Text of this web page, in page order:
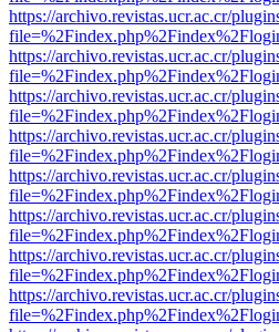
https://archivo.revistas.ucr.ac.cr/
https://archivo.revistas.ucr.ac.cr/
https://archivo.revistas.ucr.ac.cr/
https://archivo.revistas.ucr.ac.cr/
https://archivo.revistas.ucr.ac.cr/
https://archivo.revistas.ucr.ac.cr/
https://archivo.revistas.ucr.ac.cr/
https://archivo.revistas.ucr.ac.cr/